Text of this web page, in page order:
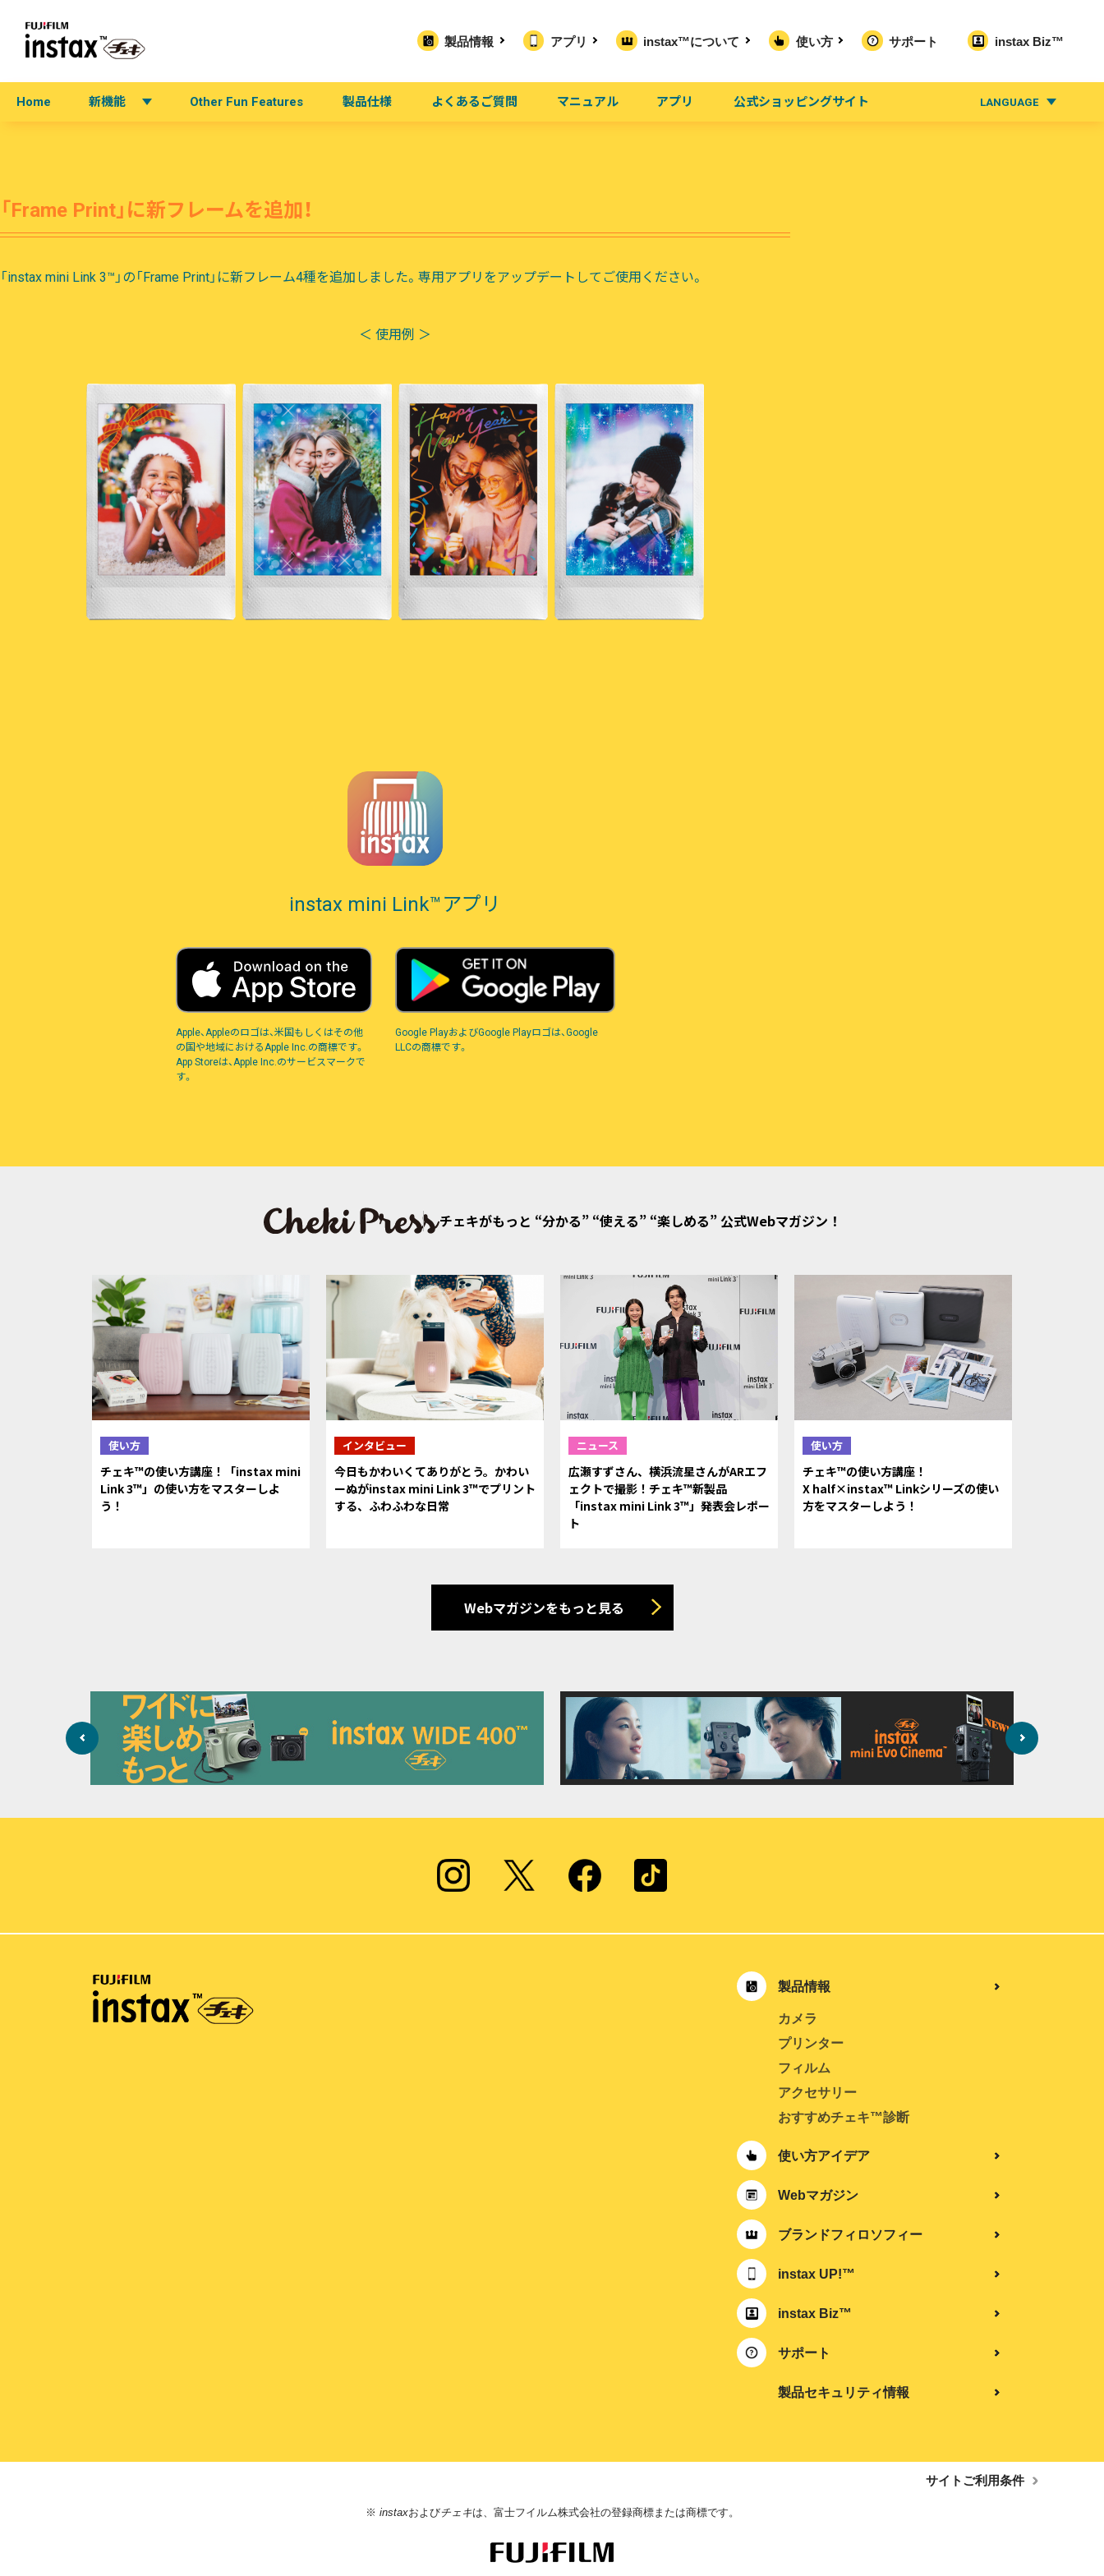
製品情報 アプリ instax™について 使い方 サポート instax Biz™
Home 新機能 Other Fun Features 製品仕様 よくあるご質問 マニュアル アプリ 公式ショッピングサイト LANGUAGE
「Frame Print」に新フレームを追加！
「instax mini Link 3™」の「Frame Print」に新フレーム4種を追加しました。専用アプリをアップデートしてご使用ください。
＜ 使用例 ＞
instax mini Link™アプリ
Apple、Appleのロゴは、米国もしくはその他
の国や地域におけるApple Inc.の商標です。
App Storeは、Apple Inc.のサービスマークで
す。
Google PlayおよびGoogle Playロゴは、Google
LLCの商標です。
チェキがもっと “分かる” “使える” “楽しめる” 公式Webマガジン！
使い方
チェキ™の使い方講座！「instax mini
Link 3™」の使い方をマスターしよ
う！
インタビュー
今日もかわいくてありがとう。かわい
ーぬがinstax mini Link 3™でプリント
する、ふわふわな日常
ニュース
広瀬すずさん、横浜流星さんがARエフ
ェクトで撮影！チェキ™新製品
「instax mini Link 3™」発表会レポー
ト
使い方
チェキ™の使い方講座！
X half×instax™ Linkシリーズの使い
方をマスターしよう！
Webマガジンをもっと見る
製品情報
カメラ
プリンター
フィルム
アクセサリー
おすすめチェキ™診断
使い方アイデア
Webマガジン
ブランドフィロソフィー
instax UP!™
instax Biz™
サポート
製品セキュリティ情報
サイトご利用条件
※ instaxおよびチェキは、富士フイルム株式会社の登録商標または商標です。